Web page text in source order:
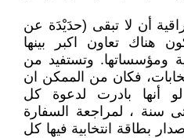
أن لا تبقى (حدَيْدَة عن
هناك تعاون اكبر بينها
ومؤسساتها. وتستفيد من
فكان من الممكن ان
أنها بادرت لدعوة كل
سنة ، لمراجعة السفارة
بطاقة انتخابية فيها كل